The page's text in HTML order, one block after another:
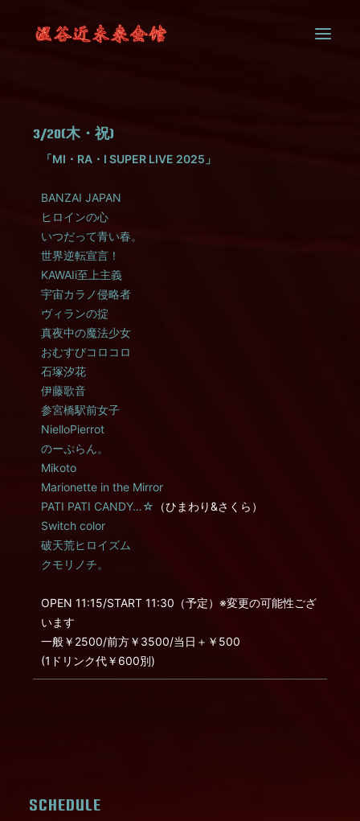
CONTACT3/20(木・祝)
「MI・RA・I SUPER LIVE 2025」
BANZAI JAPAN
ヒロインの心
いつだって青い春。
世界逆転宣言！
KAWAIi至上主義
宇宙カラノ侵略者
ヴィランの掟
真夜中の魔法少女
おむすびコロコロ
石塚汐花
伊藤歌音
参宮橋駅前女子
NielloPierrot
のーぷらん。
Mikoto
Marionette in the Mirror
PATI PATI CANDY…☆
（ひまわり&さくら）
Switch color
破天荒ヒロイズム
クモリノチ。
OPEN 11:15/START 11:30（予定）※変更の可能性ござ
います
一般￥2500/前方￥3500/当日＋￥500
(1ドリンク代￥600別)
SCHEDULE